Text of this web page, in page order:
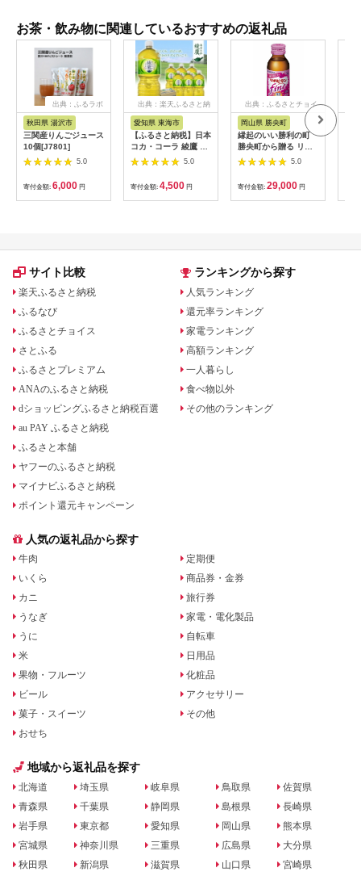
お茶・飲み物に関連しているおすすめの返礼品
出典：ふるラボ
秋田県 湯沢市
三関産りんごジュース
10個[J7801]
5.0
寄付金額: 6,000 円
出典：楽天ふるさと納
愛知県 東海市
【ふるさと納税】日本
コカ・コーラ 綾鷹 緑
茶 2L 6本 ペットボト
【1721645】
5.0
寄付金額: 4,500 円
出典：ふるさとチョイ
岡山県 勝央町
縁起のいい勝利の町
勝央町から贈る リポ
ビタンfine 50本セッ
医薬部外品 _S105
5.0
寄付金額: 29,000 円
サイト比較
楽天ふるさと納税
ふるなび
ふるさとチョイス
さとふる
ふるさとプレミアム
ANAのふるさと納税
dショッピングふるさと納税百選
au PAY ふるさと納税
ふるさと本舗
ヤフーのふるさと納税
マイナビふるさと納税
ポイント還元キャンペーン
ランキングから探す
人気ランキング
還元率ランキング
家電ランキング
高額ランキング
一人暮らし
食べ物以外
その他のランキング
人気の返礼品から探す
牛肉
いくら
カニ
うなぎ
うに
米
果物・フルーツ
ビール
菓子・スイーツ
おせち
定期便
商品券・金券
旅行券
家電・電化製品
自転車
日用品
化粧品
アクセサリー
その他
地域から返礼品を探す
北海道
青森県
岩手県
宮城県
秋田県
埼玉県
千葉県
東京都
神奈川県
新潟県
岐阜県
静岡県
愛知県
三重県
滋賀県
鳥取県
島根県
岡山県
広島県
山口県
佐賀県
長崎県
熊本県
大分県
宮崎県